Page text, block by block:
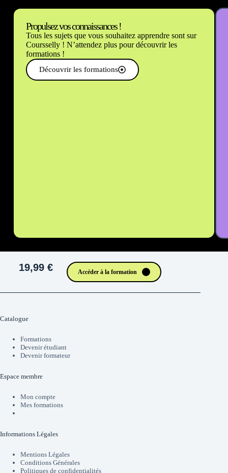
Propulsez vos connaissances !
Tous les sujets que vous souhaitez apprendre sont sur
Coursselly ! N’attendez plus pour découvrir les
formations !
Découvrir les formations
19,99 € Accéder à la formation
Catalogue
Formations
Devenir étudiant
Devenir formateur
Espace membre
Mon compte
Mes formations
Informations Légales
Mentions Légales
Conditions Générales
Politiques de confidentialités